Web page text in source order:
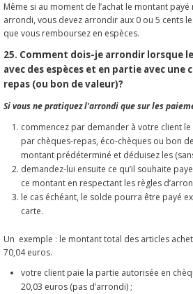
Même si au moment de l’achat le montant payé
arrondi, vous devez arrondir aux 0 ou 5 cents
que vous remboursez en espèces.
25. Comment dois-je arrondir lorsque
avec des espèces et en partie avec une
repas (ou bon de valeur)?
Si vous ne pratiquez l'arrondi que sur les
commencez par demander à votre client
par chèques-repas, éco-chèques ou bon
montant prédéterminé et déduisez les
demandez-lui ensuite ce qu’il souhaite
ce montant en respectant les règles
le cas échéant, le solde pourra être payé
carte.
Un exemple : le montant total des articles
70,04 euros.
votre client paie la partie autorisée en
20,03 euros (pas d’arrondi) ;